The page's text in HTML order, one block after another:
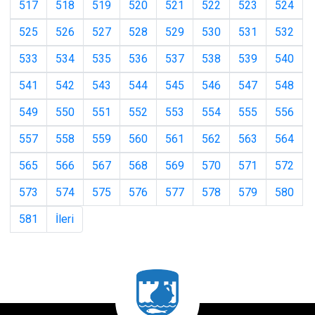
517 518 519 520 521 522 523
524
525
526 527 528 529 530 531
532
533
534 535 536 537 538 539
540
541
542 543 544 545 546 547
548
549
550 551 552 553 554 555
556
557
558 559 560 561 562 563
564
565
566 567 568 569 570 571
572
573
574 575 576 577 578 579
580
581
İleri